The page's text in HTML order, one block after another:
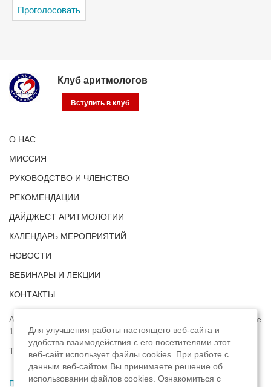
Клуб аритмологов
Вступить в клуб
О НАС
МИССИЯ
РУКОВОДСТВО И ЧЛЕНСТВО
РЕКОМЕНДАЦИИ
ДАЙДЖЕСТ АРИТМОЛОГИИ
КАЛЕНДАРЬ МЕРОПРИЯТИЙ
НОВОСТИ
ВЕБИНАРЫ И ЛЕКЦИИ
КОНТАКТЫ
Адрес: г. Москва, ул. Профсоюзная, д. 93А, этаж 4, помещение
1, комната 32.
Телефон:
8 (8422) 33-15-88
Политика конфиденциальности,
Для улучшения работы настоящего веб-сайта и
удобства взаимодействия с его посетителями этот
веб-сайт использует файлы cookies. При работе с
данным веб-сайтом Вы принимаете решение об
использовании файлов cookies. Ознакомиться с